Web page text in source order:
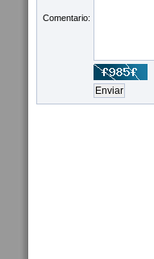
Comentario: